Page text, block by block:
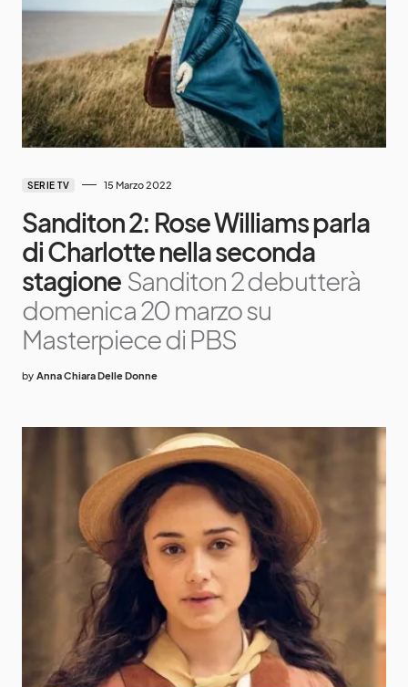
SERIE TV 15 Marzo 2022
Sanditon 2: Rose Williams parla
di Charlotte nella seconda
stagione Sanditon 2 debutterà
domenica 20 marzo su
Masterpiece di PBS
by Anna Chiara Delle Donne